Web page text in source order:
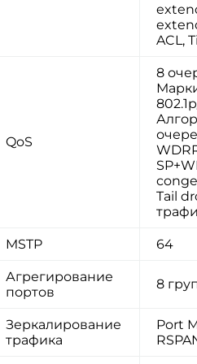
ACL,
QoS
8
Tail
MSTP 64
Агрегирование
портов
8
Зеркалирование
трафика
Port